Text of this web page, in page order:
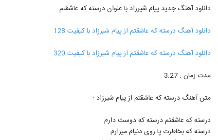
دانلود آهنگ جدید پیام شیرزاد با عنوان درسته که عاشقتم
دانلود آهنگ درسته که عاشقتم از پیام شیرزاد با کیفیت 128
دانلود آهنگ درسته که عاشقتم از پیام شیرزاد با کیفیت 320
مدت زمان : 3:27
متن آهنگ درسته که عاشقتم از پیام شیرزاد :
درسته که عاشقتم درسته که دوست دارم
درسته که بخاطرت پا روی دنیام میزارم